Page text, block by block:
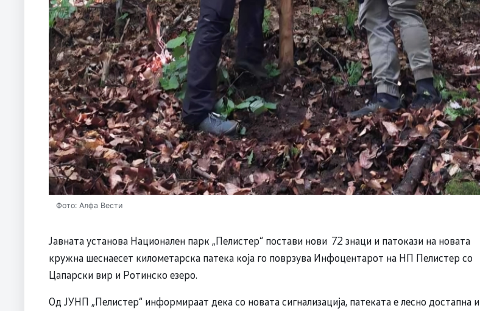
Фото: Алфа Вести
Јавната установа Национален парк „Пелистер“ постави нови 72 знаци и патокази на новата
кружна шеснаесет километарска патека која го поврзува Инфоцентарот на НП Пелистер со
Цапарски вир и Ротинско езеро.
Од ЈУНП „Пелистер“ информираат дека со новата сигнализација, патеката е лесно достапна и